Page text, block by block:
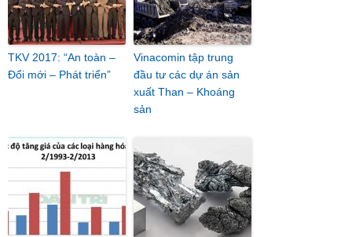
TKV 2017: “An toàn –
Đổi mới – Phát triển”
Vinacomin tập trung
đầu tư các dự án sản
xuất Than – Khoáng
sản